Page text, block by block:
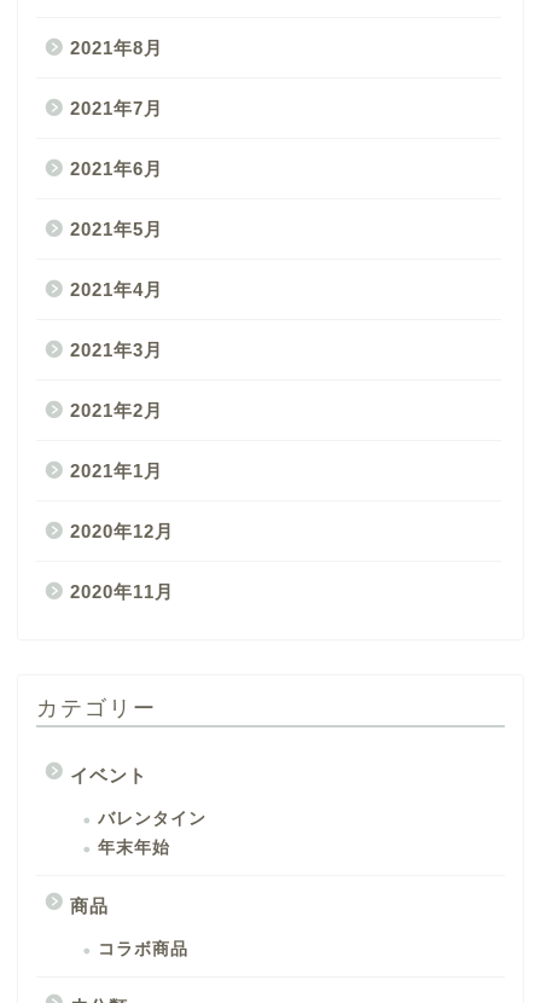
2021年8月
2021年7月
2021年6月
2021年5月
2021年4月
2021年3月
2021年2月
2021年1月
2020年12月
2020年11月
カテゴリー
イベント
バレンタイン
年末年始
商品
コラボ商品